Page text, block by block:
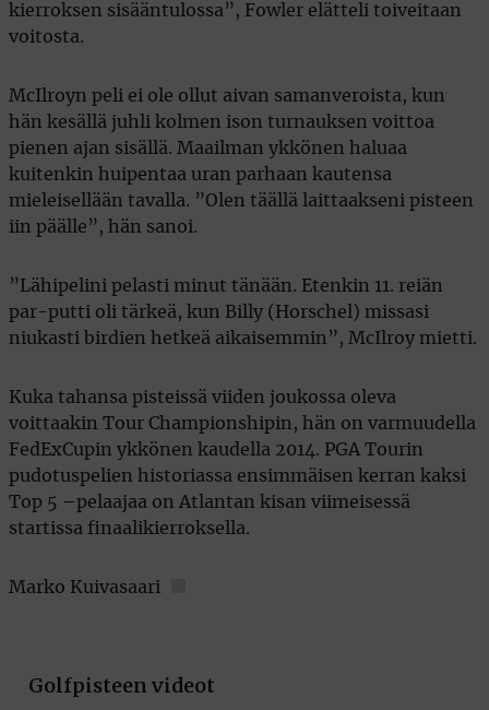
kierroksen sisääntulossa”, Fowler elätteli toiveitaan
voitosta.
McIlroyn peli ei ole ollut aivan samanveroista, kun
hän kesällä juhli kolmen ison turnauksen voittoa
pienen ajan sisällä. Maailman ykkönen haluaa
kuitenkin huipentaa uran parhaan kautensa
mieleisellään tavalla. ”Olen täällä laittaakseni pisteen
iin päälle”, hän sanoi.
”Lähipelini pelasti minut tänään. Etenkin 11. reiän
par-putti oli tärkeä, kun Billy (Horschel) missasi
niukasti birdien hetkeä aikaisemmin”, McIlroy mietti.
Kuka tahansa pisteissä viiden joukossa oleva
voittaakin Tour Championshipin, hän on varmuudella
FedExCupin ykkönen kaudella 2014. PGA Tourin
pudotuspelien historiassa ensimmäisen kerran kaksi
Top 5 –pelaajaa on Atlantan kisan viimeisessä
startissa finaalikierroksella.
Marko Kuivasaari